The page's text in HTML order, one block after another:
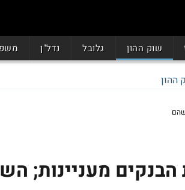
שוק ההון גלובל נדל"ן
ההון
הבנקים מעניינות;